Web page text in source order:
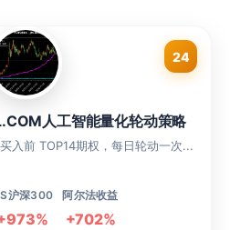
24
人工智能量化轮动策略
入前 TOP14期权，每日轮动一次...
沪深300 阿尔法收益
+702%